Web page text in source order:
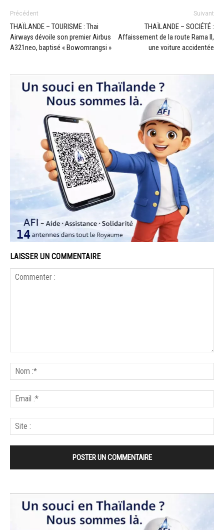
Précédent
THAÏLANDE – TOURISME : Thai
Airways dévoile son premier Airbus
A321neo, baptisé « Bowornrangsi »
Suivant
THAÏLANDE – SOCIÉTÉ :
Affaissement de la route Rama II,
une voiture accidentée
LAISSER UN COMMENTAIRE